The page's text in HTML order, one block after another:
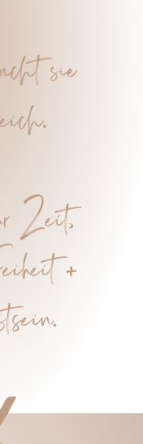
sie
Zeit,
+